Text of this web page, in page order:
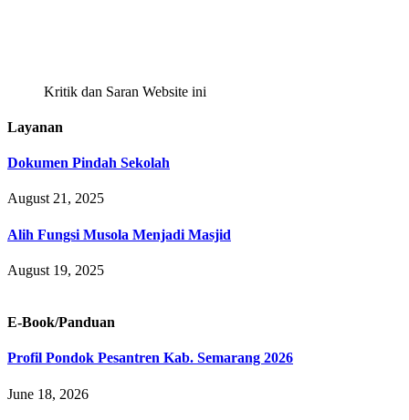
Kritik dan Saran Website ini
Layanan
Dokumen Pindah Sekolah
August 21, 2025
Alih Fungsi Musola Menjadi Masjid
August 19, 2025
E-Book/Panduan
Profil Pondok Pesantren Kab. Semarang 2026
June 18, 2026